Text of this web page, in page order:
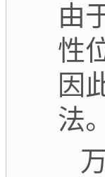
由
性
因
法。